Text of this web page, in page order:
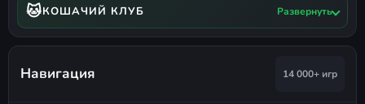
🐱КОШАЧИЙ КЛУБ Развернуть
Навигация 14 000+ игр